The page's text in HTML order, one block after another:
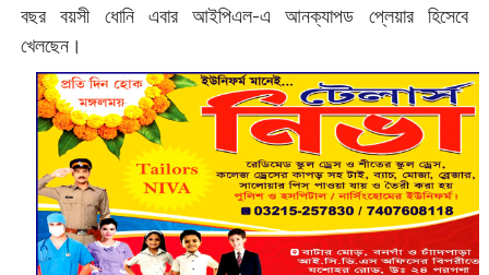
বছর বয়সী ধোনি এবার আইপিএল-এ আনক্যাপড প্লেয়ার হিসেবে
খেলছেন।